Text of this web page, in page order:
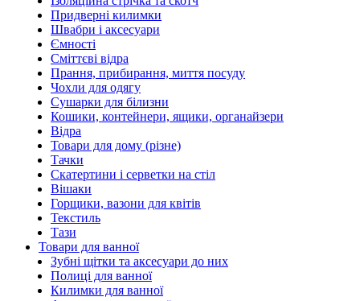
Придверні килимки
Швабри і аксесуари
Ємності
Сміттєві відра
Прання, прибирання, миття посуду
Чохли для одягу
Сушарки для білизни
Кошики, контейнери, ящики, органайзери
Відра
Товари для дому (різне)
Тачки
Скатертини і серветки на стіл
Вішаки
Горщики, вазони для квітів
Текстиль
Тази
Товари для ванної
Зубні щітки та аксесуари до них
Полиці для ванної
Килимки для ванної